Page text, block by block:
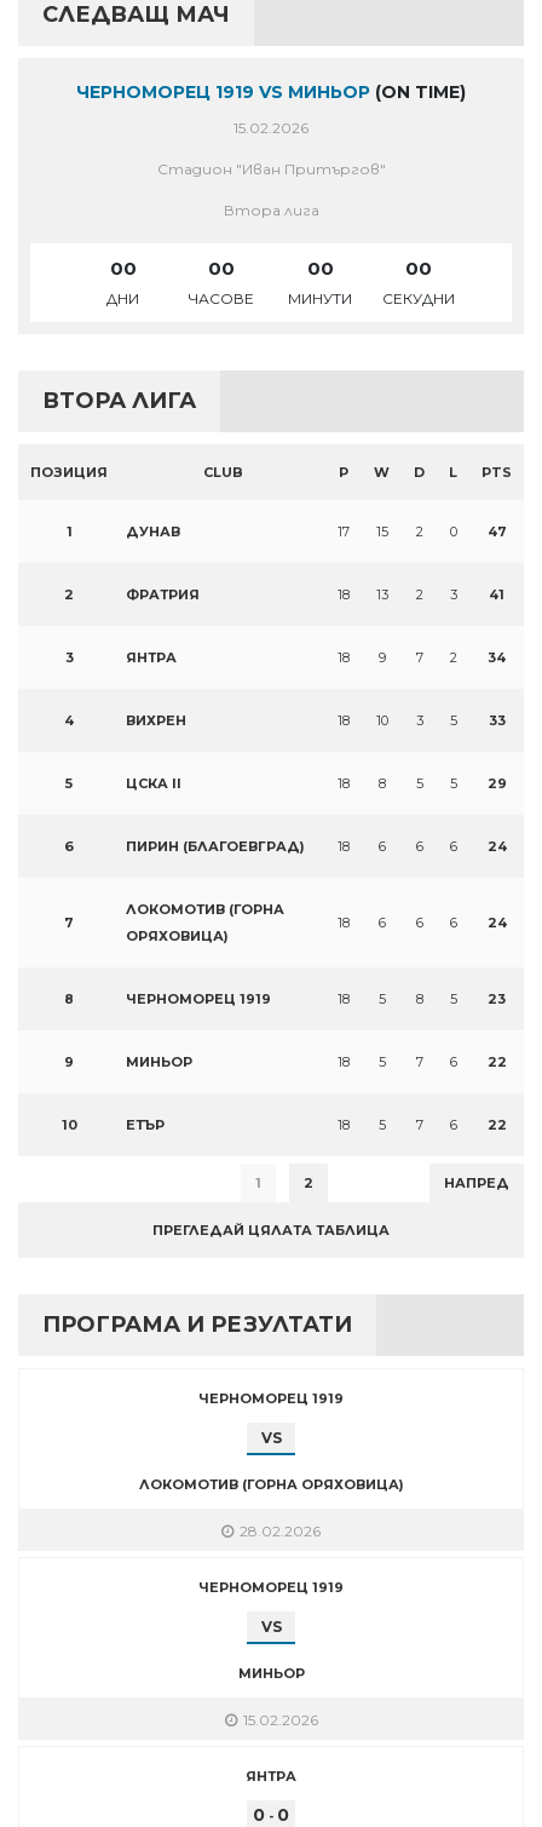
СЛЕДВАЩ МАЧ
ЧЕРНОМОРЕЦ 1919 VS МИНЬОР (ON TIME)
15.02.2026
Стадион "Иван Притъргов"
Втора лига
00
ДНИ
00
ЧАСОВЕ
00
МИНУТИ
00
СЕКУДНИ
ВТОРА ЛИГА
ПОЗИЦИЯ CLUB P W D L PTS
1 ДУНАВ 17 15 2 0 47
2 ФРАТРИЯ 18 13 2 3 41
3 ЯНТРА 18 9 7 2 34
4 ВИХРЕН 18 10 3 5 33
5 ЦСКА II 18 8 5 5 29
6 ПИРИН (БЛАГОЕВГРАД) 18 6 6 6 24
7
ЛОКОМОТИВ (ГОРНА
ОРЯХОВИЦА)
18 6 6 6 24
8 ЧЕРНОМОРЕЦ 1919 18 5 8 5 23
9 МИНЬОР 18 5 7 6 22
10 ЕТЪР 18 5 7 6 22
1 2 НАПРЕД
ПРЕГЛЕДАЙ ЦЯЛАТА ТАБЛИЦА
ПРОГРАМА И РЕЗУЛТАТИ
ЧЕРНОМОРЕЦ 1919
VS
ЛОКОМОТИВ (ГОРНА ОРЯХОВИЦА)
28.02.2026
ЧЕРНОМОРЕЦ 1919
VS
МИНЬОР
15.02.2026
ЯНТРА
0 - 0